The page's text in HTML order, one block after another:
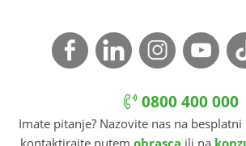
0800 400 000
Imate pitanje? Nazovite nas na